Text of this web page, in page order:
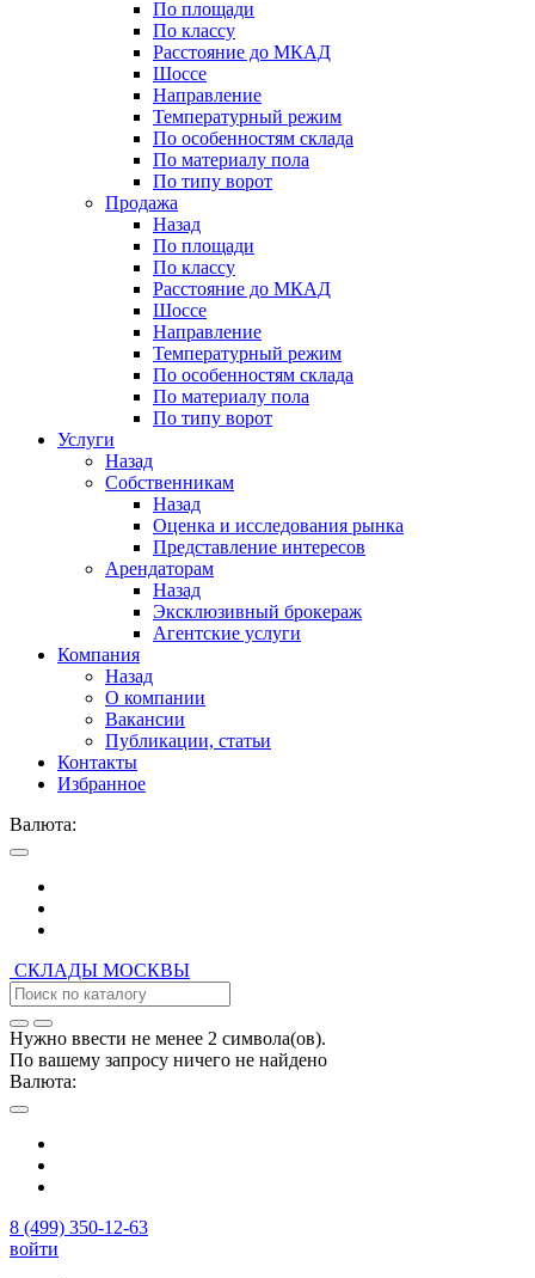
По площади
По классу
Расстояние до МКАД
Шоссе
Направление
Температурный режим
По особенностям склада
По материалу пола
По типу ворот
Продажа
Назад
По площади
По классу
Расстояние до МКАД
Шоссе
Направление
Температурный режим
По особенностям склада
По материалу пола
По типу ворот
Услуги
Назад
Собственникам
Назад
Оценка и исследования рынка
Представление интересов
Арендаторам
Назад
Эксклюзивный брокераж
Агентские услуги
Компания
Назад
О компании
Вакансии
Публикации, статьи
Контакты
Избранное
Валюта:
СКЛАДЫ МОСКВЫ
Нужно ввести не менее 2 символа(ов).
По вашему запросу ничего не найдено
Валюта:
8 (499) 350-12-63
войти